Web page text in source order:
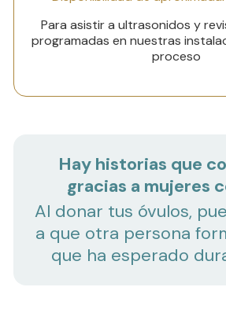
Para asistir a ultrasonidos y
programadas en nuestras
proceso
Hay historias que
gracias a mujeres
Al donar tus óvulos,
a que otra persona
que ha esperado